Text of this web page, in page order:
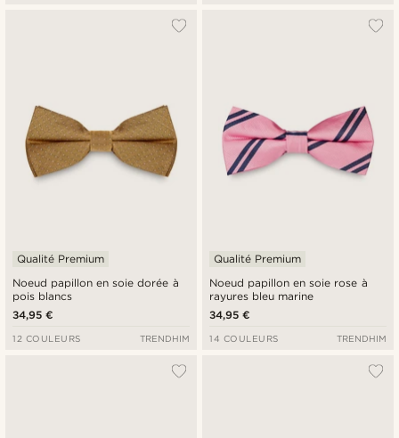
Noeud papillon en soie dorée à
pois blancs
Qualité Premium
34,95 €
12 COULEURS TRENDHIM
Noeud papillon en soie rose à
rayures bleu marine
Qualité Premium
34,95 €
14 COULEURS TRENDHIM